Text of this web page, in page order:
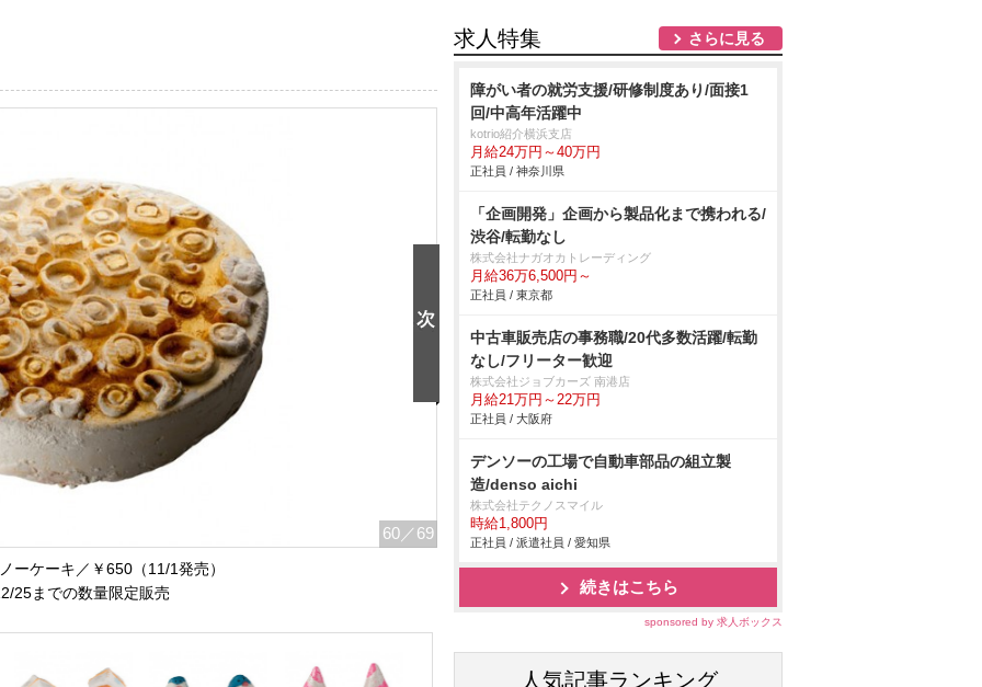
60 ／69
ーケーキ／￥650（11/1発売）
25までの数量限定販売
求人特集 さらに見る
障がい者の就労支援/研修制度あり/面接1
回/中高年活躍中
kotrio紹介横浜支店
月給24万円～40万円
正社員 / 神奈川県
「企画開発」企画から製品化まで携われる/
渋谷/転勤なし
株式会社ナガオカトレーディング
月給36万6,500円～
正社員 / 東京都
中古車販売店の事務職/20代多数活躍/転勤
なし/フリーター歓迎
株式会社ジョブカーズ 南港店
月給21万円～22万円
正社員 / 大阪府
デンソーの工場で自動車部品の組立製
造/denso aichi
株式会社テクノスマイル
時給1,800円
正社員 / 派遣社員 / 愛知県
続きはこちら
sponsored by 求人ボックス
人気記事ランキング